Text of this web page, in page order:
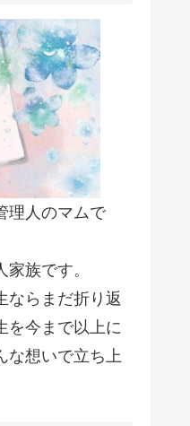
理人のマムで
族です。
ならまだ折り返
を今まで以上に
な想いで立ち上